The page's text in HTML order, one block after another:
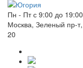
Пн - Пт с 9:00 до 19:00
Москва, Зеленый пр-т,
20